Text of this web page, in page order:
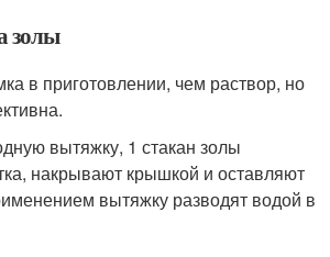
золы
в приготовлении, чем раствор, но
вытяжку, 1 стакан золы
накрывают крышкой и оставляют
вытяжку разводят водой в